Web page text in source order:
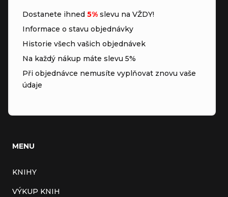
Dostanete ihned 5% slevu na VŽDY!
Informace o stavu objednávky
Historie všech vašich objednávek
Na každý nákup máte slevu 5%
Při objednávce nemusíte vyplňovat znovu vaše
údaje
MENU
KNIHY
VÝKUP KNIH